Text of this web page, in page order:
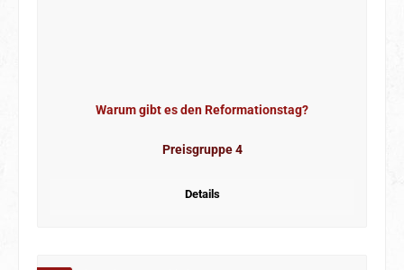
Warum gibt es den Reformationstag?
Preisgruppe 4
Details